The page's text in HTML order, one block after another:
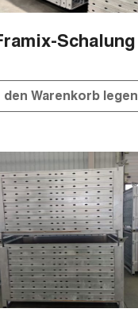
Schalung
den Warenkorb legen